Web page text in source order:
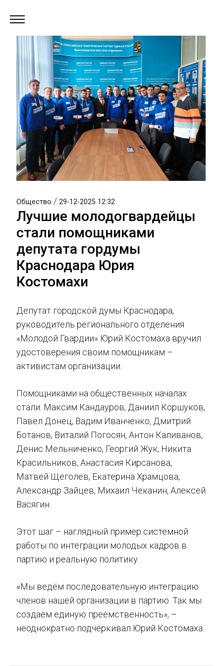
Общество / 29-12-2025 12:32
Лучшие молодогвардейцы
стали помощниками
депутата гордумы
Краснодара Юрия
Костомахи
Депутат городской думы Краснодара,
руководитель регионального отделения
«Молодой Гвардии» Юрий Костомаха вручил
удостоверения своим помощникам –
активистам организации.
Помощниками на общественных началах
стали: Максим Кандауров, Даниил Коршуков,
Павел Донец, Вадим Иванченко, Дмитрий
Ботанов, Виталий Погосян, Антон Каливанов,
Денис Мельниченко, Георгий Жук, Никита
Красильников, Анастасия Кирсанова,
Матвей Щеголев, Екатерина Храмцова,
Александр Зайцев, Михаил Чеканин, Алексей
Васягин.
Этот шаг – наглядный пример системной
работы по интеграции молодых кадров в
партию и реальную политику.
«Мы ведём последовательную интеграцию
членов нашей организации в партию. Так мы
создаём единую преемственность», –
неоднократно подчёркивал Юрий Костомаха.